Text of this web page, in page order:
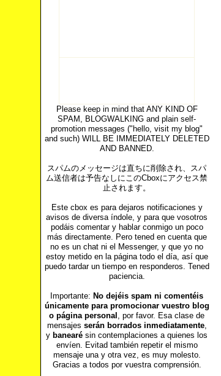
Please keep in mind that ANY KIND OF
SPAM, BLOGWALKING and plain self-
promotion messages ("hello, visit my blog"
and such) WILL BE IMMEDIATELY DELETED
AND BANNED.
スパムのメッセージは直ちに削除され、スパ
ム送信者は予告なしにこのCboxにアクセス禁
止されます。
Este cbox es para dejaros notificaciones y
avisos de diversa índole, y para que vosotros
podáis comentar y hablar conmigo un poco
más directamente. Pero tened en cuenta que
no es un chat ni el Messenger, y que yo no
estoy metido en la página todo el día, así que
puedo tardar un tiempo en responderos. Tened
paciencia.
Importante: No dejéis spam ni comentéis
únicamente para promocionar vuestro blog
o página personal
, por favor. Esa clase de
mensajes serán borrados inmediatamente,
y banearé sin contemplaciones a quienes los
envíen. Evitad también repetir el mismo
mensaje una y otra vez, es muy molesto.
Gracias a todos por vuestra comprensión.